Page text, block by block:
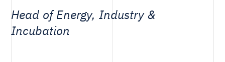
Head of Energy, Industry &
Incubation